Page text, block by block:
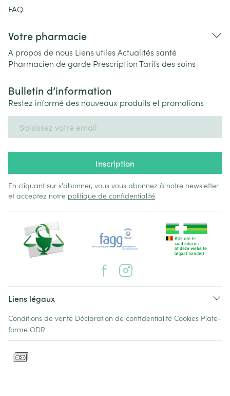
FAQ
Votre pharmacie
A propos de nous Liens utiles Actualités santé
Pharmacien de garde PrescriptionTarifs des soins
Bulletin d’information
Restez informé des nouveaux produits et promotions
Inscription
En cliquant sur s'abonner, vous vous abonnez à notre newsletter
et acceptez notre politique de confidentialité.
Liens légaux
Conditions de vente Déclaration de confidentialité Cookies Plate-
forme ODR